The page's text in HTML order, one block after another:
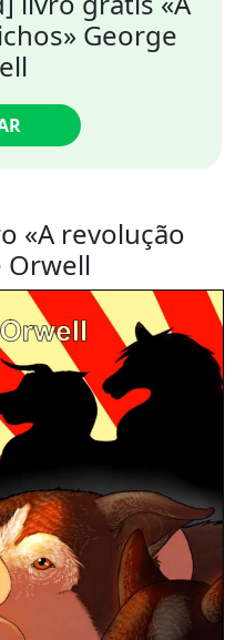
George
«A revolução
Orwell